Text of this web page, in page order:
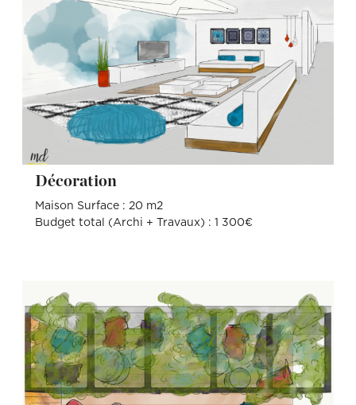
Décoration
Maison Surface : 20 m2
Budget total (Archi + Travaux) : 1 300€